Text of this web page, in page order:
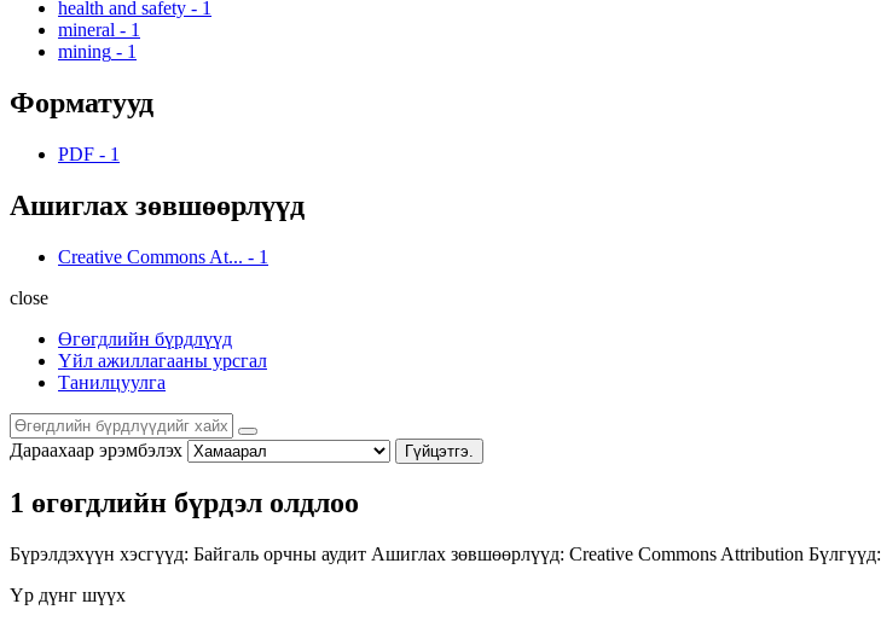
health and safety - 1
mineral - 1
mining - 1
Форматууд
PDF - 1
Ашиглах зөвшөөрлүүд
Creative Commons At... - 1
close
Өгөгдлийн бүрдлүүд
Үйл ажиллагааны урсгал
Танилцуулга
Дараахаар эрэмбэлэх Гүйцэтгэ.
1 өгөгдлийн бүрдэл олдлоо
Бүрэлдэхүүн хэсгүүд: Байгаль орчны аудит Ашиглах зөвшөөрлүүд: Creative Commons Attribution Бүлгүүд:
Үр дүнг шүүх